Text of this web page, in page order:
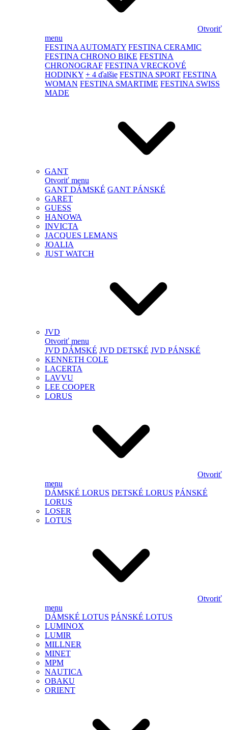
Otvoriť
menu
FESTINA AUTOMATY FESTINA CERAMIC
FESTINA CHRONO BIKE FESTINA
CHRONOGRAF FESTINA VRECKOVÉ
HODINKY + 4 ďalšie FESTINA SPORT FESTINA
WOMAN FESTINA SMARTIME FESTINA SWISS
MADE
GANT
Otvoriť menu
GANT DÁMSKÉ GANT PÁNSKÉ
GARET
GUESS
HANOWA
INVICTA
JACQUES LEMANS
JOALIA
JUST WATCH
JVD
Otvoriť menu
JVD DÁMSKÉ JVD DETSKÉ JVD PÁNSKÉ
KENNETH COLE
LACERTA
LAVVU
LEE COOPER
LORUS
Otvoriť
menu
DÁMSKÉ LORUS DETSKÉ LORUS PÁNSKÉ
LORUS
LOSER
LOTUS
Otvoriť
menu
DÁMSKÉ LOTUS PÁNSKÉ LOTUS
LUMINOX
LUMIR
MILLNER
MINET
MPM
NAUTICA
OBAKU
ORIENT